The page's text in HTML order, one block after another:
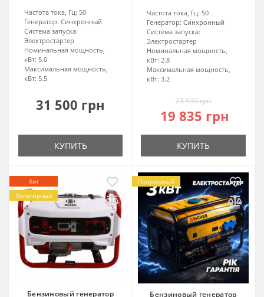
Частота тока, Гц: 50
Генератор: Синхронный
Система запуска:
Электростартер
Номинальная мощность,
кВт: 5.0
Максимальная мощность,
кВт: 5.5
31 500 грн
КУПИТЬ
Частота тока, Гц: 50
Генератор: Синхронный
Система запуска:
Электростартер
Номинальная мощность,
кВт: 2.8
Максимальная мощность,
кВт: 3.2
23 930 грн
19 835 грн
КУПИТЬ
Хит
Популярный
Бензиновый генератор
Популярный
Бензиновый генератор